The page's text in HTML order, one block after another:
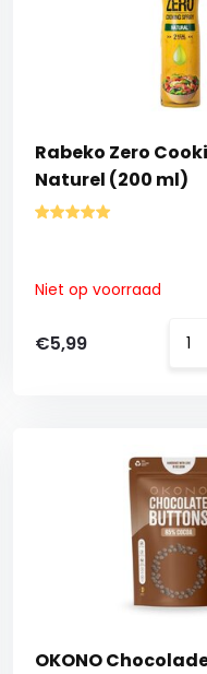
Rabeko Zero
Naturel (200 ml)
Niet op voorraad
€5,99
OKONO